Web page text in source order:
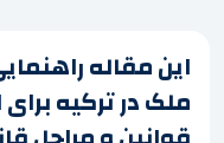
این مقاله
ملک در ترکیه